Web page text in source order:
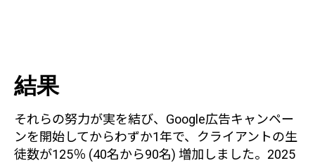
結果
それらの努力が実を結び、Google広告キャンペー
ンを開始してからわずか1年で、クライアントの生
徒数が125％ (40名から90名) 増加しました。2025